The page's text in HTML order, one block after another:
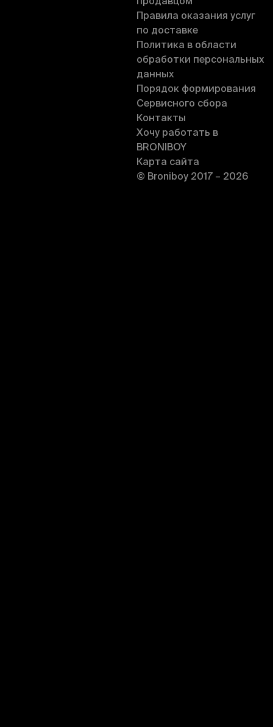
Правила оказания услуг
по доставке
Политика в области
обработки персональных
данных
Порядок формирования
Сервисного сбора
Контакты
Хочу работать в
BRONIBOY
Карта сайта
© Broniboy 2017 – 2026